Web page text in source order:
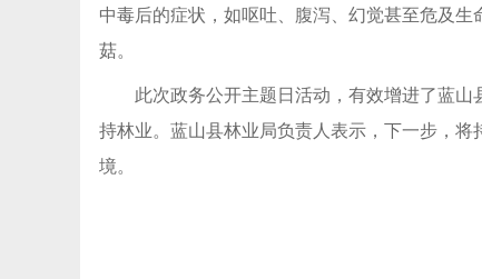
中毒后的症状，如呕吐、腹泻、幻觉甚至危及
菇。
此次政务公开主题日活动，有效增进了蓝
持林业。蓝山县林业局负责人表示，下一步，
境。